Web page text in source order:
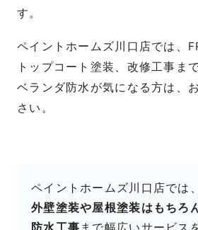
す。
ペイントホームズ川口店では、
トップコート塗装、改修工事ま
ベランダ防水が気になる方は、
さい。
ペイントホームズ川口店では、
外壁塗装や屋根塗装はもちろ